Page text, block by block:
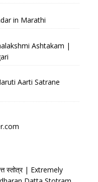
in Marathi
Ashtakam |
Aarti Satrane
स्तोत्र | Extremely